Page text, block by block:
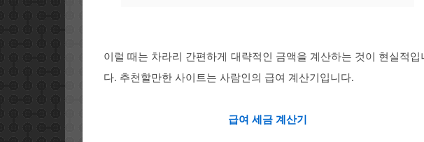
이럴 때는 차라리 간편하게 대략적인 금액을 계산하는 것이 현실적입
다. 추천할만한 사이트는 사람인의 급여 계산기입니다.
급여 세금 계산기